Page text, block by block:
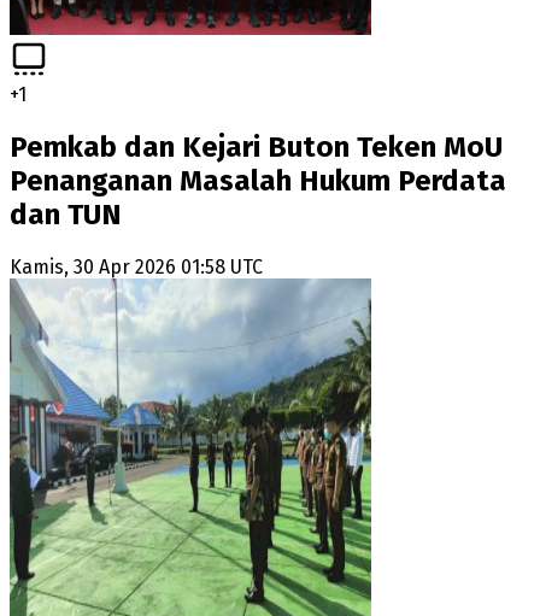
+1
Pemkab dan Kejari Buton Teken MoU
Penanganan Masalah Hukum Perdata
dan TUN
Kamis, 30 Apr 2026 01:58 UTC